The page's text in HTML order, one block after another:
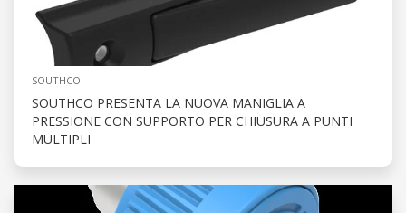
SOUTHCO
SOUTHCO PRESENTA LA NUOVA MANIGLIA A
PRESSIONE CON SUPPORTO PER CHIUSURA A PUNTI
MULTIPLI